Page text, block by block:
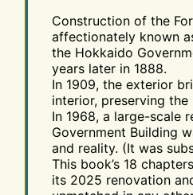
Construction of the
affectionately known
the Hokkaido
years later in 1888.
In 1909, the exterior
interior, preserving the
In 1968, a large-scale
Government Building
and reality. (It was
This book’s 18
its 2025 renovation